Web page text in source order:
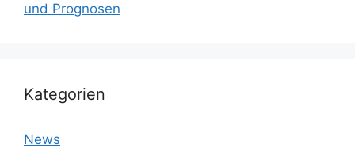
und Prognosen
Kategorien
News